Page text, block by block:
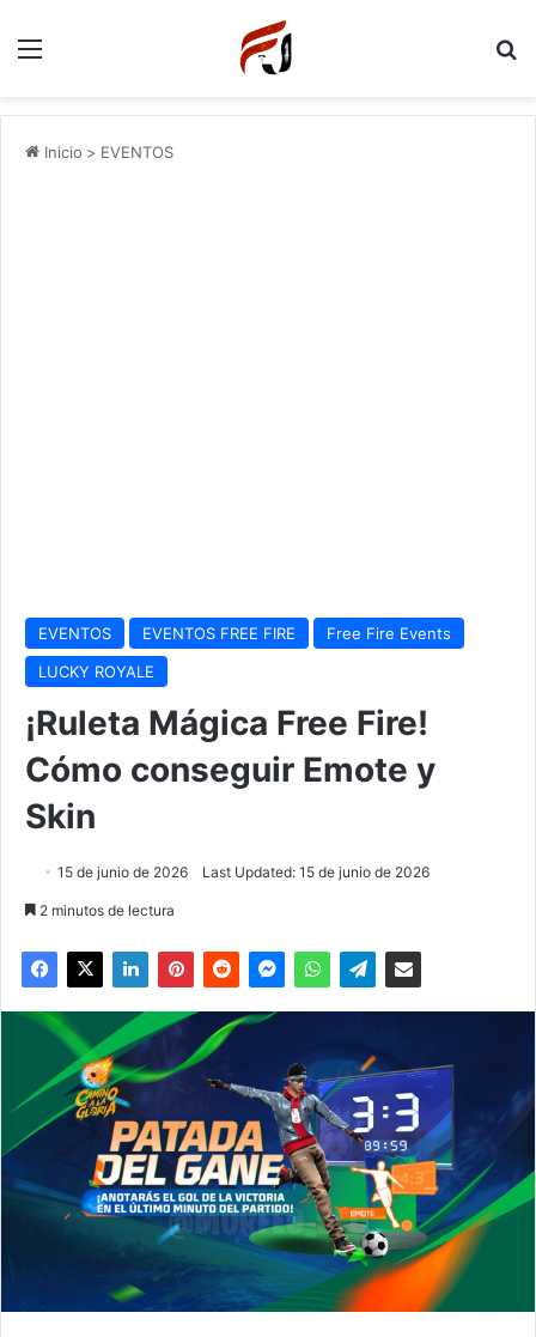
Menu
Inicio > EVENTOS
EVENTOS EVENTOS FREE FIRE
Free Fire Events
LUCKY ROYALE
¡Ruleta Mágica Free Fire!
Cómo conseguir Emote y
Skin
15 de junio de 2026 Last Updated: 15 de junio de 2026
2 minutos de lectura